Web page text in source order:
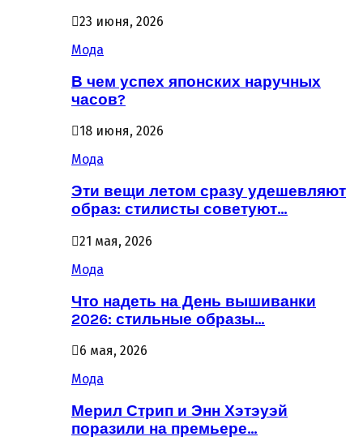
23 июня, 2026
Мода
В чем успех японских наручных
часов?
18 июня, 2026
Мода
Эти вещи летом сразу удешевляют
образ: стилисты советуют…
21 мая, 2026
Мода
Что надеть на День вышиванки
2026: стильные образы…
6 мая, 2026
Мода
Мерил Стрип и Энн Хэтэуэй
поразили на премьере…